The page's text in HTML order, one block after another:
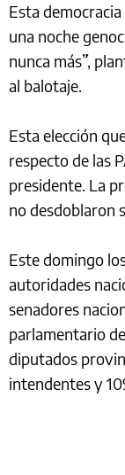
Esta
una noche
nunca más´”,
al balotaje.
Esta elección
respecto de las
presidente. La
no desdoblaron
Este domingo
autoridades
senadores
parlamentario
diputados
intendentes y